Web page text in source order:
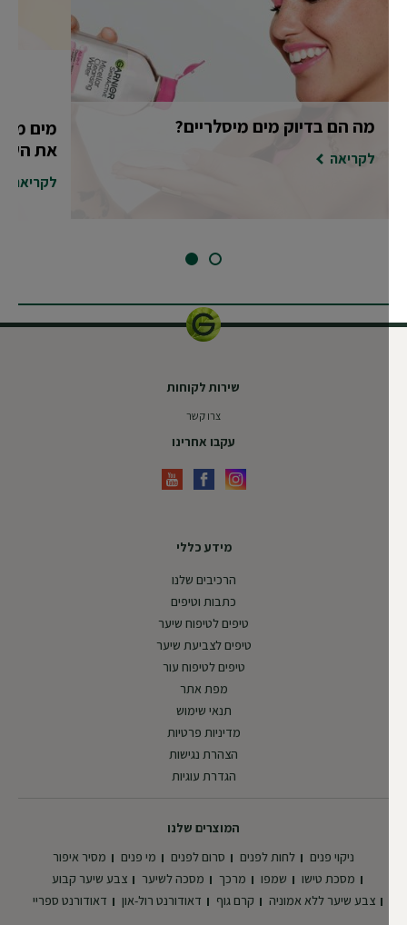
מה הם בדיוק מים מיסלריים?
לקריאה
מים
את השוק!
לקריאה
SLIDE 1
SLIDE 2
המוצרים שלנו
ניקוי פנים
לחות לפנים סרום לפנים מי פנים
מסיר איפור
מסכת טישו
שמפו מרכך מסכה לשיער
צבע שיער קבוע
צבע שיער ללא אמוניה
קרם גוף דאודורנט רול-און דאודורנט ספריי
מידע כללי
הרכיבים שלנו
כתבות וטיפים
טיפים לטיפוח שיער
טיפים לצביעת שיער
טיפים לטיפוח עור
מפת אתר
תנאי שימוש
מדיניות פרטיות
הצהרת נגישות
הגדרת עוגיות
שירות לקוחות
צרו קשר
עקבו אחרינו